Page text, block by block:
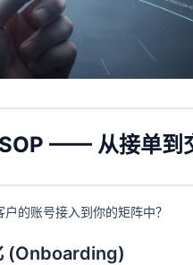
—— 从接单到
的账号接入到你的矩阵中？
(Onboarding)